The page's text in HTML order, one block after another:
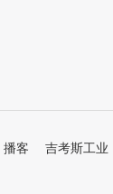
播客 吉考斯工业